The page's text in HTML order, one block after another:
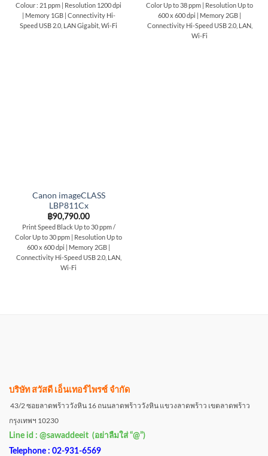
Colour : 21 ppm | Resolution 1200 dpi
| Memory 1GB | Connectivity Hi-
Speed USB 2.0, LAN Gigabit, Wi-Fi
Color Up to 38 ppm | Resolution Up to
600 x 600 dpi | Memory 2GB |
Connectivity Hi-Speed USB 2.0, LAN,
Wi-Fi
Canon imageCLASS
LBP811Cx
฿90,790.00
Print Speed Black Up to 30 ppm /
Color Up to 30 ppm | Resolution Up to
600 x 600 dpi | Memory 2GB |
Connectivity Hi-Speed USB 2.0, LAN,
Wi-Fi
บริษัท สวัสดี เอ็นเทอร์ไพรซ์ จำกัด
43/2 ซอยลาดพร้าววังหิน 16 ถนนลาดพร้าววังหิน แขวงลาดพร้าว เขตลาดพร้าว
กรุงเทพฯ 10230
Line id : @sawaddeeit (อย่าลืมใส่ “@”)
Telephone : 02-931-6569